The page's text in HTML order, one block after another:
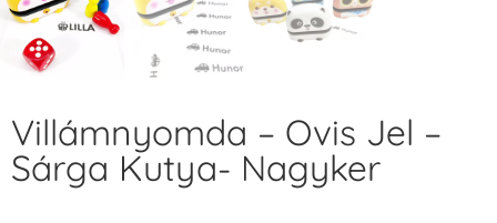
Villámnyomda – Ovis Jel –
Sárga Kutya- Nagyker